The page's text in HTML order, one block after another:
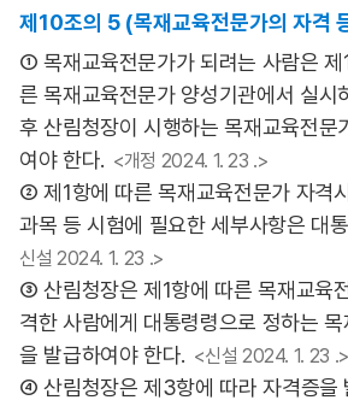
제10조의 5 (목재교육전문가의 자격
① 목재교육전문가가 되려는 사람은
른 목재교육전문가 양성기관에서 실시
후 산림청장이 시행하는 목재교육전문
여야 한다. <개정 2024. 1. 23 .>
② 제1항에 따른 목재교육전문가 자격
과목 등 시험에 필요한 세부사항은 대
신설 2024. 1. 23 .>
③ 산림청장은 제1항에 따른 목재교육
격한 사람에게 대통령령으로 정하는
을 발급하여야 한다. <신설 2024. 1. 23 .>
④ 산림청장은 제3항에 따라 자격증을